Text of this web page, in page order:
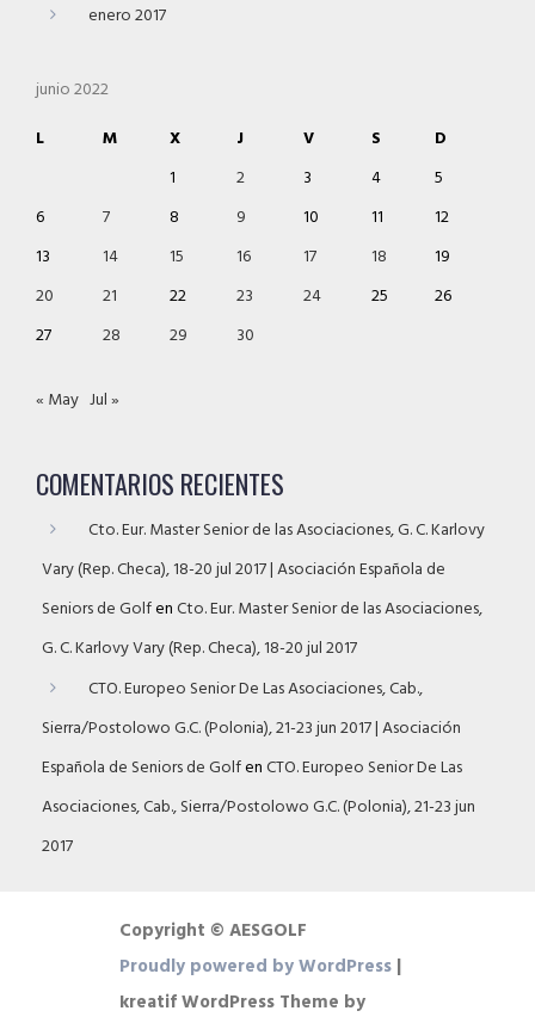
enero 2017
junio 2022
L
M X J V S
D
1
2 3 4
5
6
7 8 9 10 11
12
13
14 15 16 17 18
19
20
21 22 23 24 25
26
27
28 29 30
« May Jul »
COMENTARIOS RECIENTES
Cto. Eur. Master Senior de las Asociaciones, G. C. Karlovy
Vary (Rep. Checa), 18-20 jul 2017 | Asociación Española de
Seniors de GolfenCto. Eur. Master Senior de las Asociaciones,
G. C. Karlovy Vary (Rep. Checa), 18-20 jul 2017
CTO. Europeo Senior De Las Asociaciones, Cab.,
Sierra/Postolowo G.C. (Polonia), 21-23 jun 2017 | Asociación
Española de Seniors de GolfenCTO. Europeo Senior De Las
Asociaciones, Cab., Sierra/Postolowo G.C. (Polonia), 21-23 jun
2017
Copyright © AESGOLF
Proudly powered by WordPress |
kreatif WordPress Theme by